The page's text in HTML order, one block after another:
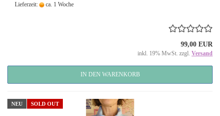
Lieferzeit:
ca. 1 Woche
99,00 EUR
inkl. 19% MwSt. zzgl. Versand
IN DEN WARENKORB
NEU SOLD OUT